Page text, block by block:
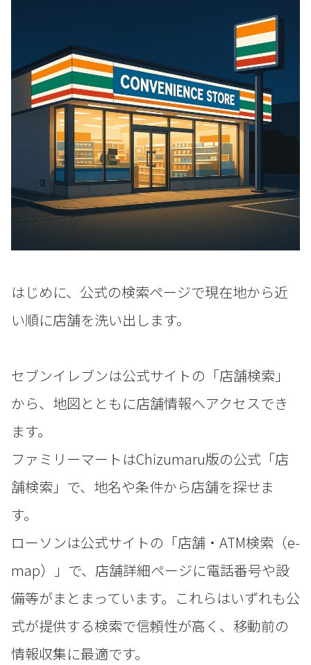
はじめに、公式の検索ページで現在地から近
い順に店舗を洗い出します。
セブンイレブンは公式サイトの「店舗検索」
から、地図とともに店舗情報へアクセスでき
ます。
ファミリーマートはChizumaru版の公式「店
舗検索」で、地名や条件から店舗を探せま
す。
ローソンは公式サイトの「店舗・ATM検索（e-
map）」で、店舗詳細ページに電話番号や設
備等がまとまっています。これらはいずれも公
式が提供する検索で信頼性が高く、移動前の
情報収集に最適です。